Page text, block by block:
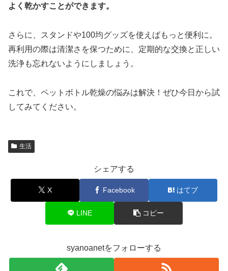
よく乾かすことができます。
さらに、スタンドや100均グッズを使えばもっと便利に。
再利用の際は清潔さを保つために、定期的な交換と正しい
洗浄も忘れないようにしましょう。
これで、ペットボトル乾燥の悩みは解決！ぜひ今日から試
してみてください。
生活
シェアする
X Facebook はてブ
LINE コピー
syanoanetをフォローする